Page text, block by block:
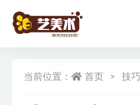
当前位置： 首页 技巧